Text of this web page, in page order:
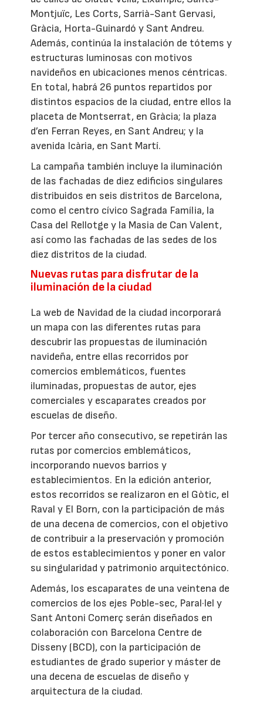
Montjuïc, Les Corts, Sarrià-Sant Gervasi,
Gràcia, Horta-Guinardó y Sant Andreu.
Además, continúa la instalación de tótems y
estructuras luminosas con motivos
navideños en ubicaciones menos céntricas.
En total, habrá 26 puntos repartidos por
distintos espacios de la ciudad, entre ellos la
placeta de Montserrat, en Gràcia; la plaza
d’en Ferran Reyes, en Sant Andreu; y la
avenida Icària, en Sant Martí.
La campaña también incluye la iluminación
de las fachadas de diez edificios singulares
distribuidos en seis distritos de Barcelona,
como el centro cívico Sagrada Família, la
Casa del Rellotge y la Masia de Can Valent,
así como las fachadas de las sedes de los
diez distritos de la ciudad.
Nuevas rutas para disfrutar de la
iluminación de la ciudad
La web de Navidad de la ciudad incorporará
un mapa con las diferentes rutas para
descubrir las propuestas de iluminación
navideña, entre ellas recorridos por
comercios emblemáticos, fuentes
iluminadas, propuestas de autor, ejes
comerciales y escaparates creados por
escuelas de diseño.
Por tercer año consecutivo, se repetirán las
rutas por comercios emblemáticos,
incorporando nuevos barrios y
establecimientos. En la edición anterior,
estos recorridos se realizaron en el Gòtic, el
Raval y El Born, con la participación de más
de una decena de comercios, con el objetivo
de contribuir a la preservación y promoción
de estos establecimientos y poner en valor
su singularidad y patrimonio arquitectónico.
Además, los escaparates de una veintena de
comercios de los ejes Poble-sec, Paral·lel y
Sant Antoni Comerç serán diseñados en
colaboración con Barcelona Centre de
Disseny (BCD), con la participación de
estudiantes de grado superior y máster de
una decena de escuelas de diseño y
arquitectura de la ciudad.